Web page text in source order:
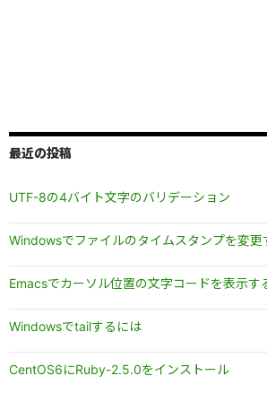
最近の投稿
UTF-8の4バイト文字のバリデーション
Windowsでファイルのタイムスタンプを変更
Emacsでカーソル位置の文字コードを表示す
Windowsでtailするには
CentOS6にRuby-2.5.0をインストール